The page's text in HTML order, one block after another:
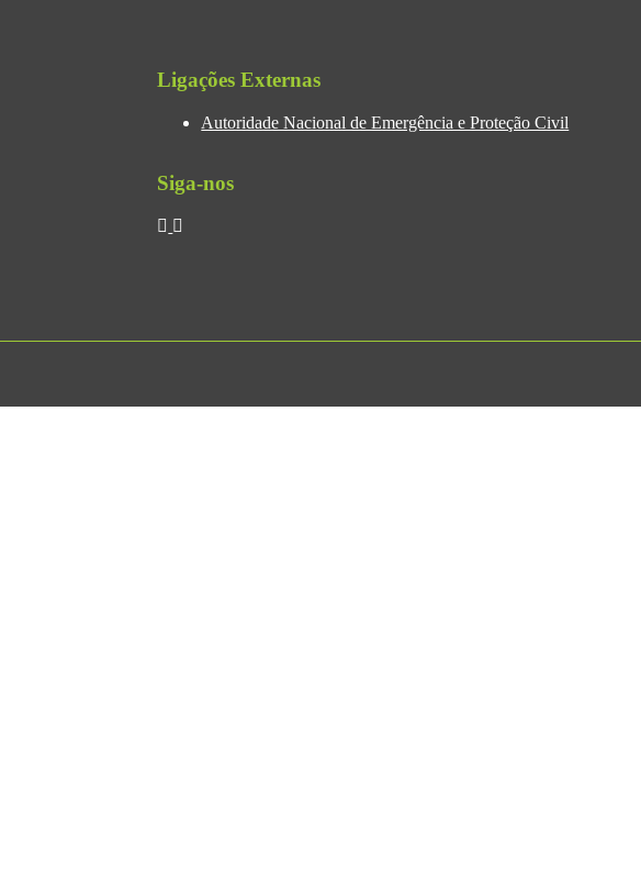
Ligações Externas
Autoridade Nacional de Emergência e Proteção Civil
Siga-nos